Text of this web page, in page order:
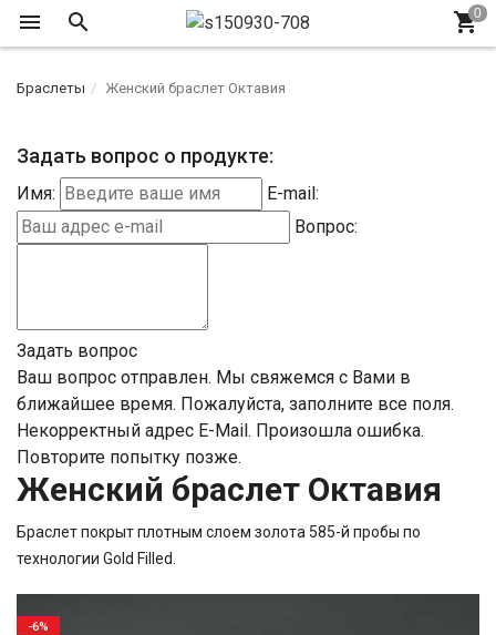
Браслеты Женский браслет Октавия
Задать вопрос о продукте:
Имя:
E-mail:
Вопрос:
Задать вопрос
Ваш вопрос отправлен. Мы свяжемся с Вами в
ближайшее время. Пожалуйста, заполните все поля.
Некорректный адрес E-Mail. Произошла ошибка.
Повторите попытку позже.
Женский браслет Октавия
Браслет покрыт плотным слоем золота 585-й пробы по
технологии Gold Filled.
-6%